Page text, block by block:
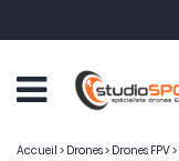
Accueil > Drones> Drones FPV>